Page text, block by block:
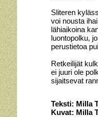
Sliteren
voi nousta
lähiaikoina
luontopolku,
perustietoa
Retkeilijät
ei juuri ole
sijaitsevat
Teksti: Milla
Kuvat: Milla